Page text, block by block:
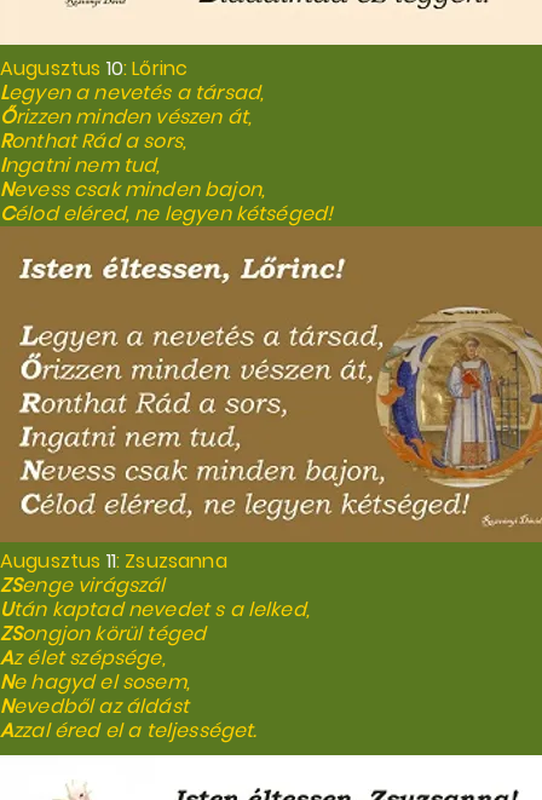
Augusztus 10: Lőrinc
Legyen a nevetés a társad,
Őrizzen minden vészen át,
Ronthat Rád a sors,
Ingatni nem tud,
Nevess csak minden bajon,
Célod eléred, ne legyen kétséged!
Augusztus 11: Zsuzsanna
ZSenge virágszál
Után kaptad nevedet s a lelked,
ZSongjon körül téged
Az élet szépsége,
Ne hagyd el sosem,
Nevedből az áldást
Azzal éred el a teljességet.